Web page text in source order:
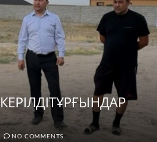
NO COMMENTS